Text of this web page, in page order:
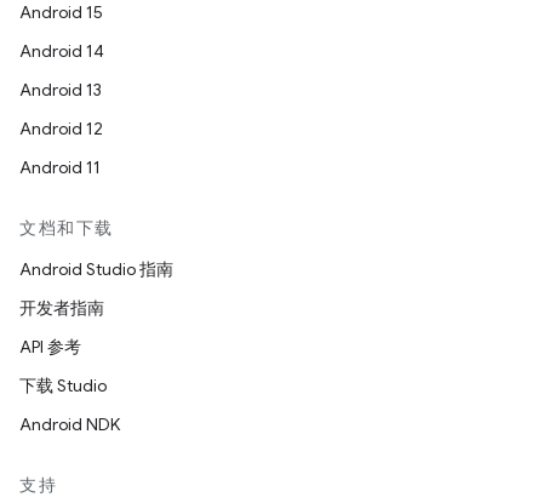
Android 15
Android 14
Android 13
Android 12
Android 11
文档和下载
Android Studio 指南
开发者指南
API 参考
下载 Studio
Android NDK
支持